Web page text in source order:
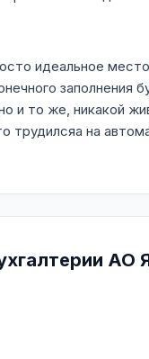
идеальное
и то же, никакой
трудилсяа на
АО